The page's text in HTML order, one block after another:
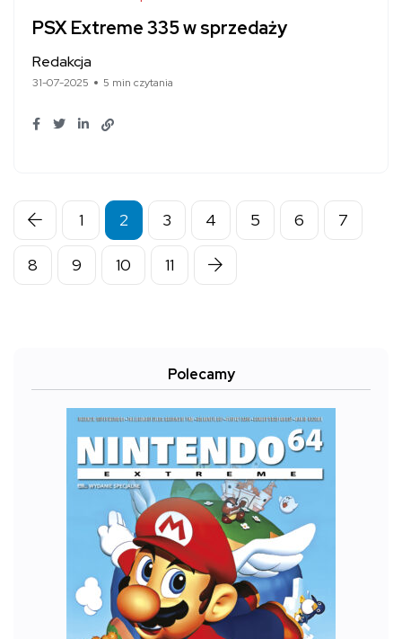
PSX Extreme 335 w sprzedaży
Redakcja
31-07-2025 5 min czytania
1 2 3 4 5 6 7
8 9 10 11
Polecamy